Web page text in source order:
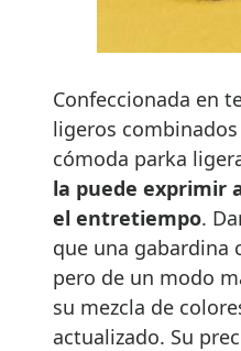
Confeccionada en
ligeros
cómoda parka
la puede exprimir
el entretiempo.
que una gabardina
pero de un modo
su mezcla de
actualizado. Su